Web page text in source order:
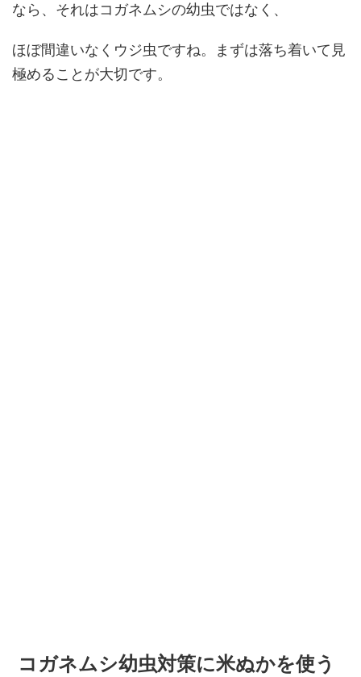
なら、それはコガネムシの幼虫ではなく、
ほぼ間違いなくウジ虫ですね。まずは落ち着いて見
極めることが大切です。
コガネムシ幼虫対策に米ぬかを使う